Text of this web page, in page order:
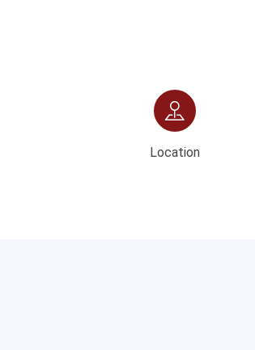
Location